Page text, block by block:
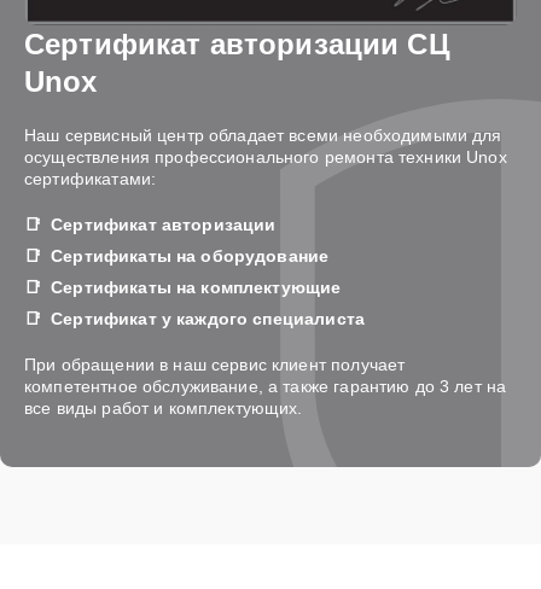
Сертификат авторизации СЦ
Unox
Наш сервисный центр обладает всеми необходимыми для
осуществления профессионального ремонта техники Unox
сертификатами:
Сертификат авторизации
Сертификаты на оборудование
Сертификаты на комплектующие
Сертификат у каждого специалиста
При обращении в наш сервис клиент получает
компетентное обслуживание, а также гарантию до 3 лет на
все виды работ и комплектующих.